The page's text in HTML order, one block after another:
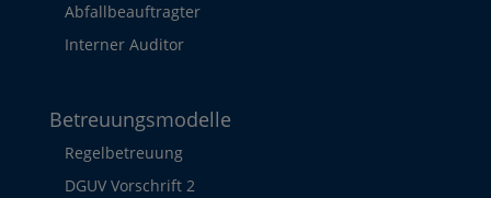
Abfallbeauftragter
Interner Auditor
Betreuungsmodelle
Regelbetreuung
DGUV Vorschrift 2